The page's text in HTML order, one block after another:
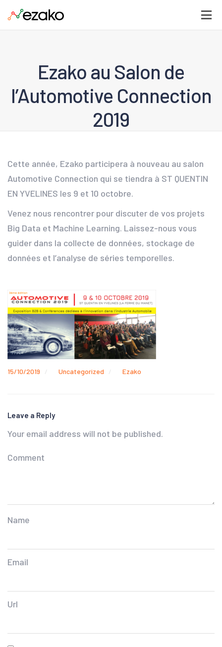
Ezako au Salon de
l’Automotive Connection
2019
Cette année, Ezako participera à nouveau au salon
Automotive Connection qui se tiendra à ST QUENTIN
EN YVELINES les 9 et 10 octobre.
Venez nous rencontrer pour discuter de vos projets
Big Data et Machine Learning. Laissez-nous vous
guider dans la collecte de données, stockage de
données et l’analyse de séries temporelles.
15/10/2019 Uncategorized Ezako
Leave a Reply
Your email address will not be published.
Comment
Name
Email
Url